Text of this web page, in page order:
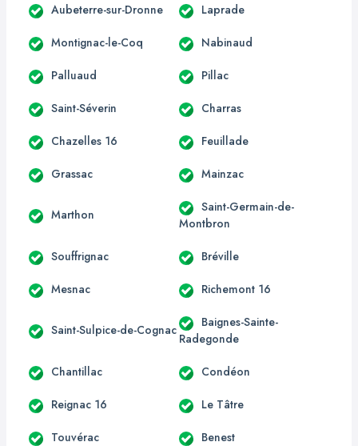
Aubeterre-sur-Dronne Laprade
Montignac-le-Coq Nabinaud
Palluaud Pillac
Saint-Séverin Charras
Chazelles 16 Feuillade
Grassac Mainzac
Marthon
Saint-Germain-de-
Montbron
Souffrignac Bréville
Mesnac Richemont 16
Saint-Sulpice-de-Cognac
Baignes-Sainte-
Radegonde
Chantillac Condéon
Reignac 16 Le Tâtre
Touvérac Benest